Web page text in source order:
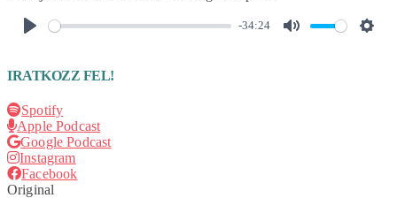
-34:24
IRATKOZZ FEL!
Spotify
Apple Podcast
Google Podcast
Instagram
Facebook
Original